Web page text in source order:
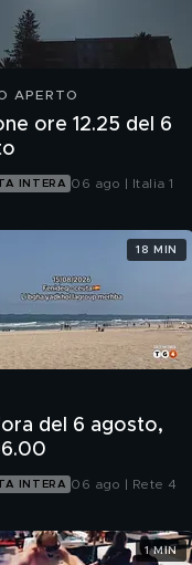
APERTO
ore 12.25 del 6
INTERA 06 ago | Italia 1
del 6 agosto,
INTERA 06 ago | Rete 4
18 MIN
1 MIN